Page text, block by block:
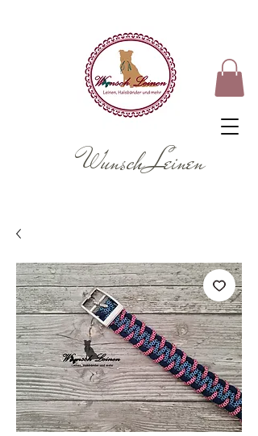
Wunsch Leinen